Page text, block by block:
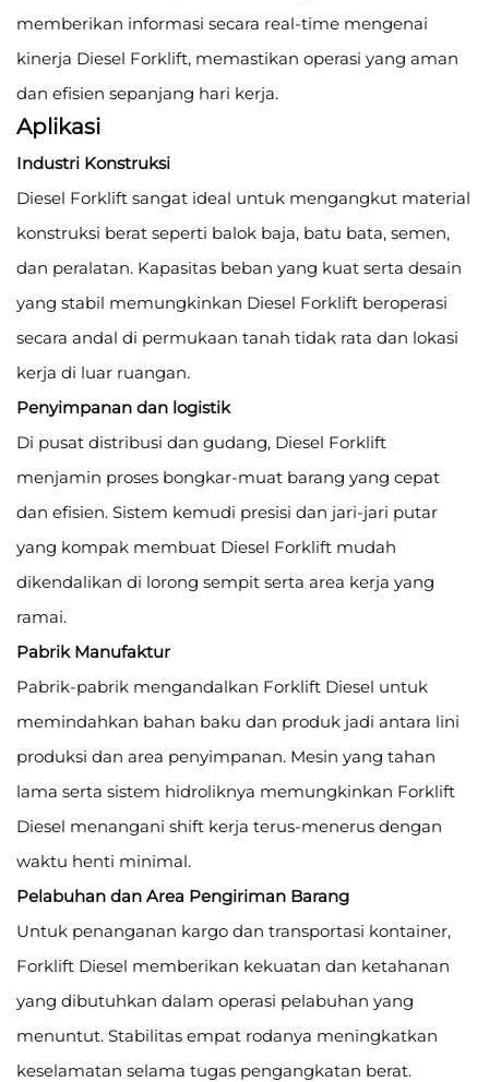
memberikan informasi secara real-time mengenai
kinerja Diesel Forklift, memastikan operasi yang aman
dan efisien sepanjang hari kerja.
Aplikasi
Industri Konstruksi
Diesel Forklift sangat ideal untuk mengangkut material
konstruksi berat seperti balok baja, batu bata, semen,
dan peralatan. Kapasitas beban yang kuat serta desain
yang stabil memungkinkan Diesel Forklift beroperasi
secara andal di permukaan tanah tidak rata dan lokasi
kerja di luar ruangan.
Penyimpanan dan logistik
Di pusat distribusi dan gudang, Diesel Forklift
menjamin proses bongkar-muat barang yang cepat
dan efisien. Sistem kemudi presisi dan jari-jari putar
yang kompak membuat Diesel Forklift mudah
dikendalikan di lorong sempit serta area kerja yang
ramai.
Pabrik Manufaktur
Pabrik-pabrik mengandalkan Forklift Diesel untuk
memindahkan bahan baku dan produk jadi antara lini
produksi dan area penyimpanan. Mesin yang tahan
lama serta sistem hidroliknya memungkinkan Forklift
Diesel menangani shift kerja terus-menerus dengan
waktu henti minimal.
Pelabuhan dan Area Pengiriman Barang
Untuk penanganan kargo dan transportasi kontainer,
Forklift Diesel memberikan kekuatan dan ketahanan
yang dibutuhkan dalam operasi pelabuhan yang
menuntut. Stabilitas empat rodanya meningkatkan
keselamatan selama tugas pengangkatan berat.